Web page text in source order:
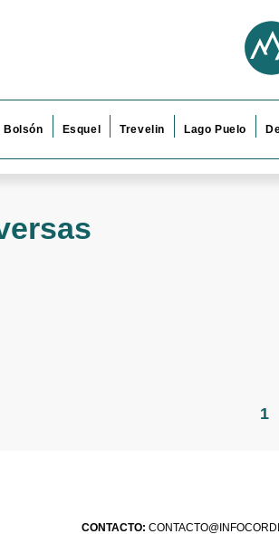
Bolsón Esquel Trevelin Lago Puelo
1
CONTACTO: